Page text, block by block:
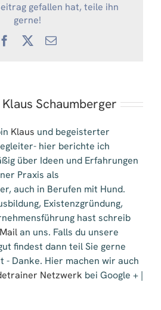
gefallen hat, teile ihn
gerne!
Facebook
X
E-
Klaus Schaumberger
Klaus und begeisterter
hier berichte ich
über Ideen und Erfahrungen
Praxis als
auch in Berufen mit Hund.
Existenzgründung,
hast schreib
an uns. Falls du unsere
findest dann teil Sie gerne
- Danke. Hier machen wir auch
Netzwerk bei Google + |